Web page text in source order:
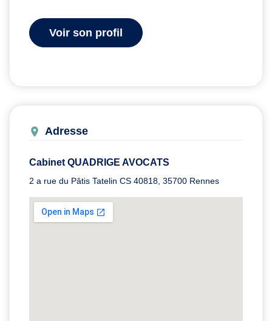
Voir son profil
Adresse
Cabinet QUADRIGE AVOCATS
2 a rue du Pâtis Tatelin CS 40818, 35700 Rennes